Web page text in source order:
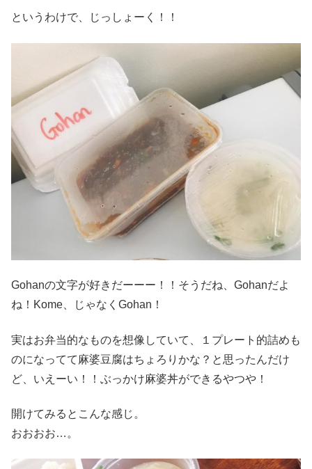
というわけで、じっしょーく！！
Gohanの文字が好きだーーー！！そうだね、Gohanだよ
ね！Kome、じゃなくGohan！
実はお弁当的なものを想像していて、１プレート的詰めも
のになってて麻婆豆腐はちょろりかな？と思ったんだけ
ど、いえーい！！ぶっかけ麻婆丼ができるやつや！
開けてみるとこんな感じ。
おおおお…。